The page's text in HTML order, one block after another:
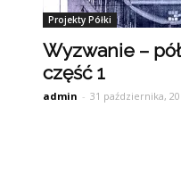
Projekty Półki
Wyzwanie –
część 1
admin - 31 października,